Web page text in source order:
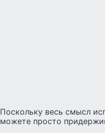
Поскольку весь смысл
можете просто